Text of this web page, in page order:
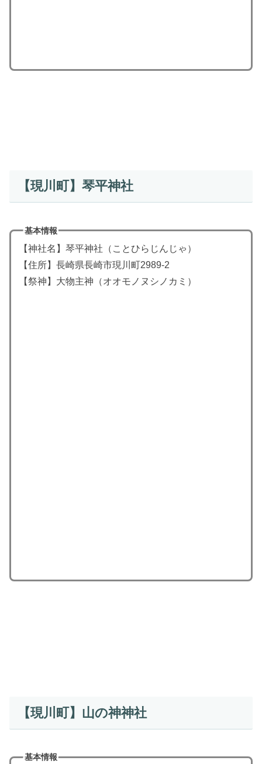
【現川町】琴平神社
基本情報
【神社名】琴平神社（ことひらじんじゃ）
【住所】長崎県長崎市現川町2989-2
【祭神】 大物主神 （オオモノヌシノカミ）
【現川町】山の神神社
基本情報